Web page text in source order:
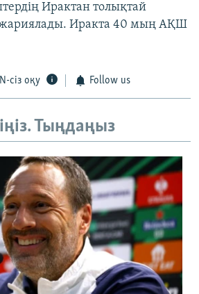
Ирактан толықтай
Иракта 40 мың АҚШ
сіз оқу Follow us
Тыңдаңыз